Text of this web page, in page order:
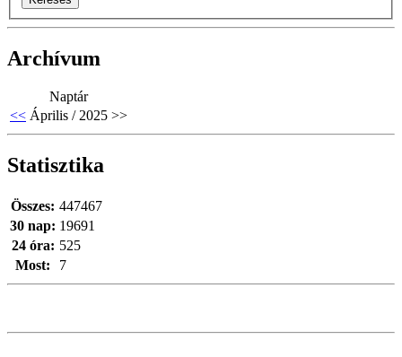
Archívum
Naptár
<< Április / 2025 >>
Statisztika
Most: 7
Összes: 447467
30 nap: 19691
24 óra: 525